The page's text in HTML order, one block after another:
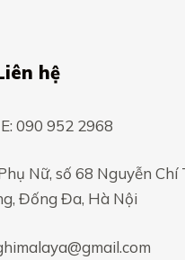
hệ
090 952 2968
Nữ, số 68 Nguyễn Chí
Đống Đa, Hà Nội